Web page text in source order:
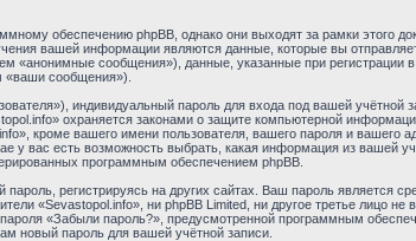
обеспечению phpBB, однако они выходят за рамки этого
вашей информации являются данные, которые вы
сообщения»), данные, указанные при регистрации
«ваши сообщения»).
индивидуальный пароль для входа под вашей учётной
охраняется законами о защите компьютерной
кроме вашего имени пользователя, вашего пароля и вашего
у вас есть возможность выбрать, какая информация из вашей
программным обеспечением phpBB.
регистрируясь на других сайтах. Ваш пароль является
«Sevastopol.info», ни phpBB Limited, ни другое третье лицо
«Забыли пароль?», предусмотренной программным
новый пароль для вашей учётной записи.